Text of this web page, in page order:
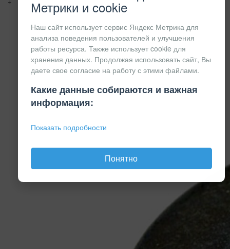
+
Метрики и cookie
Наш сайт использует сервис Яндекс Метрика для
анализа поведения пользователей и улучшения
работы ресурса. Также использует cookie для
хранения данных. Продолжая использовать сайт, Вы
даете свое согласие на работу с этими файлами.
Какие данные собираются и важная
информация:
Показать подробности
Понятно